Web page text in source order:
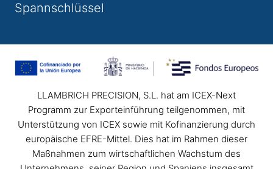
Spannschlüssel
LLAMBRICH PRECISION, S.L. hat am ICEX-Next
Programm zur Exporteinführung teilgenommen, mit
Unterstützung von ICEX sowie mit Kofinanzierung durch
europäische EFRE-Mittel. Dies hat im Rahmen dieser
Maßnahmen zum wirtschaftlichen Wachstum des